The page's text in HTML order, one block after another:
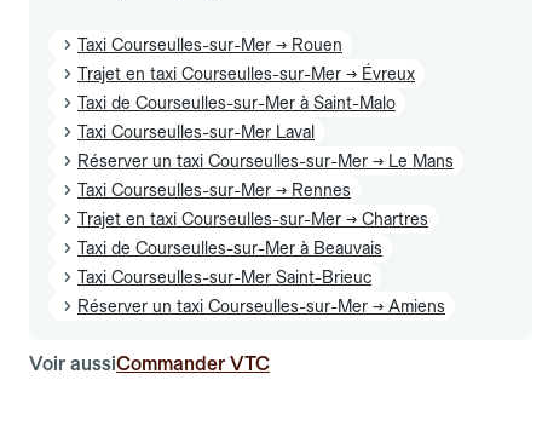
Taxi Courseulles-sur-Mer → Rouen
Trajet en taxi Courseulles-sur-Mer → Évreux
Taxi de Courseulles-sur-Mer à Saint-Malo
Taxi Courseulles-sur-Mer Laval
Réserver un taxi Courseulles-sur-Mer → Le Mans
Taxi Courseulles-sur-Mer → Rennes
Trajet en taxi Courseulles-sur-Mer → Chartres
Taxi de Courseulles-sur-Mer à Beauvais
Taxi Courseulles-sur-Mer Saint-Brieuc
Réserver un taxi Courseulles-sur-Mer → Amiens
Voir aussiCommander VTC